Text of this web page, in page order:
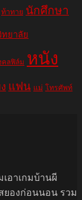
ท้าทาย นักศึกษา
ทยาลัย
คลฟิล์ม หนัง
แฟน แม่ โทรศัพท์
อาเกมบ้านผี
ยองก่อนนอน รวม